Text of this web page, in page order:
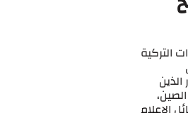
التركية